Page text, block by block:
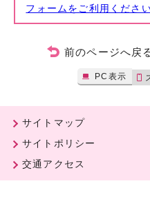
フォームをご利用ください
前のページへ戻
PC表示
サイトマップ
サイトポリシー
交通アクセス